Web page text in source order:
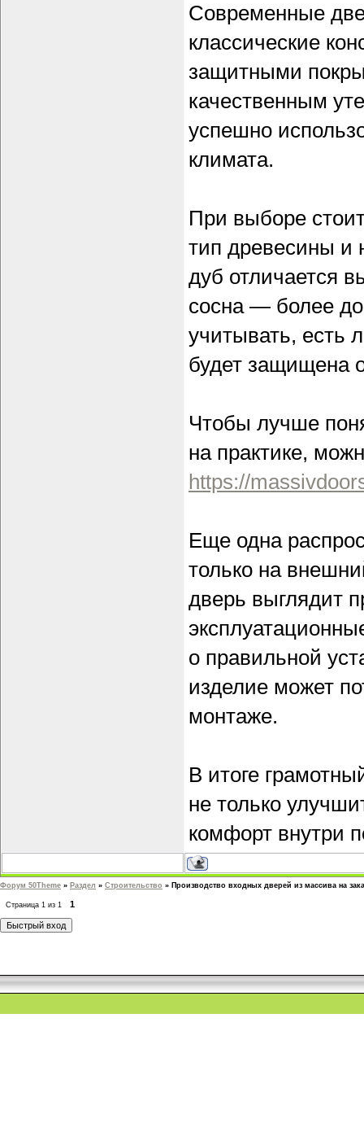
Современные
классические
защитными
качественным
успешно
климата.
При выборе
тип древесины и
дуб отличается
сосна — более
учитывать, есть
будет защищена
Чтобы лучше
на практике,
https://
Еще одна
только на
дверь выглядит
о правильной
изделие может
монтаже.
В итоге
не только
комфорт внутри
Форум 50Theme » Раздел » Строительство » Производство входных дверей из массива на
Страница 1 из 1 1